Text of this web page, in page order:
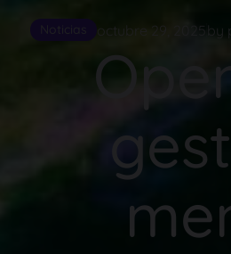
octubre 29, 2025 by